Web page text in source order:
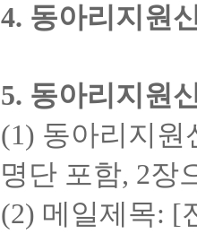
4. 동아리지원
5. 동아리지원
(1) 동아리지원
명단 포함, 2장
(2) 메일제목: [